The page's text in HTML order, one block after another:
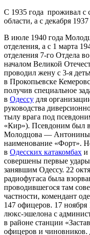
С 1935 года проживал с
области, а с декабря
В июле 1940 года
отделения, а с 1 марта
отделения 7-го Отдела
началом Великой
проводил жену с 3-я
в Прокопьевске
получив специальное
в Одессу для
руководства
тылу врага под
«Кир»). Псевдоним был
Молодцова — Антонины
наименование «Форт».
в Одесских катакомбах и
совершены первые
занявшим Одессу. 22
радиофугаса была
проводившегося там
частности, комендант
147 офицеров. 17
люкс-эшелона с
в районе станции
офицеров и чиновников.